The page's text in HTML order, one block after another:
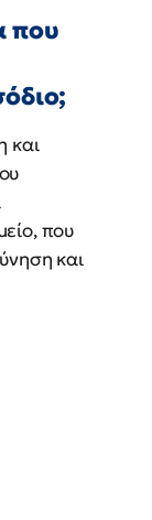
που
και
που
και